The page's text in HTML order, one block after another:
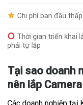
Chi phí ban đầu
Thời gian triển khai
phải tự lắp
Tại sao doanh
nên lắp